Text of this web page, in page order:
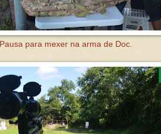
Pausa para mexer na arma de Doc.